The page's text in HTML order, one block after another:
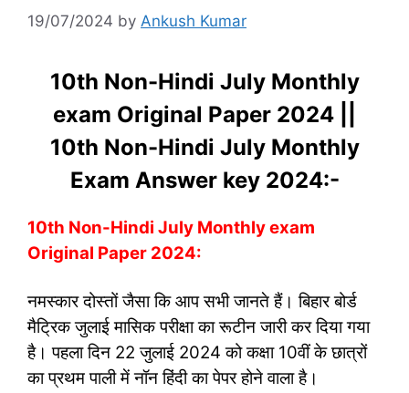
19/07/2024 by Ankush Kumar
10th Non-Hindi July Monthly
exam Original Paper 2024 ||
10th Non-Hindi July Monthly
Exam Answer key 2024:-
10th Non-Hindi July Monthly exam
Original Paper 2024:
नमस्कार दोस्तों जैसा कि आप सभी जानते हैं। बिहार बोर्ड
मैट्रिक जुलाई मासिक परीक्षा का रूटीन जारी कर दिया गया
है। पहला दिन 22 जुलाई 2024 को कक्षा 10वीं के छात्रों
का प्रथम पाली में नॉन हिंदी का पेपर होने वाला है।